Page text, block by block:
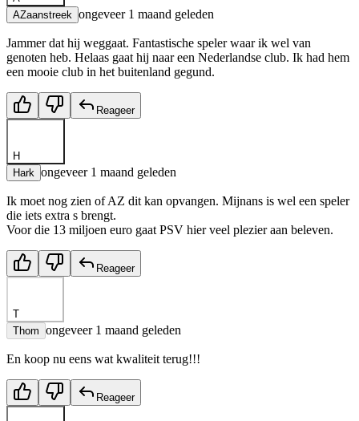
AZaanstreek ongeveer 1 maand geleden
Jammer dat hij weggaat. Fantastische speler waar ik wel van
genoten heb. Helaas gaat hij naar een Nederlandse club. Ik had hem
een mooie club in het buitenland gegund.
Reageer
H
Hark ongeveer 1 maand geleden
Ik moet nog zien of AZ dit kan opvangen. Mijnans is wel een speler
die iets extra s brengt.
Voor die 13 miljoen euro gaat PSV hier veel plezier aan beleven.
Reageer
T
Thom ongeveer 1 maand geleden
En koop nu eens wat kwaliteit terug!!!
Reageer